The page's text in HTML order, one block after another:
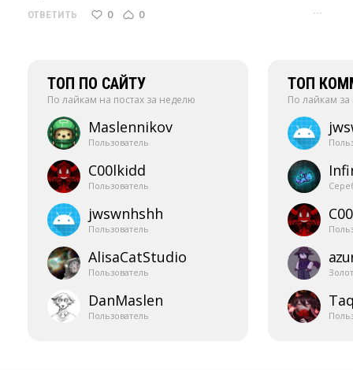
ОТВЕТИТЬ 0 0 ···
ТОП ПО САЙТУ
По лайкам на постах за неделю
Maslennikov
Пользователь
C00lkidd
Пользователь
jwswnhshh
Пользователь
AlisaCatStudio
Пользователь
DanMaslen
Пользователь
ТОП
По лайкам